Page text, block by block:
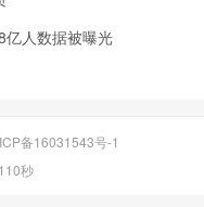
拓展公司的市场份
的发展贡献更多的
亿人数据被曝光
备16031543号-1
秒